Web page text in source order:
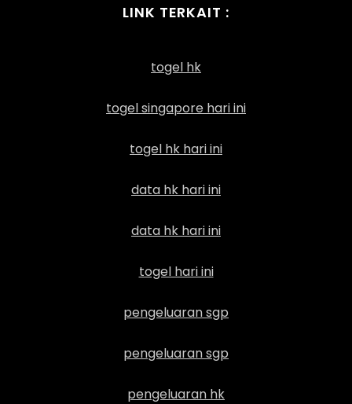
LINK TERKAIT :
togel hk
togel singapore hari ini
togel hk hari ini
data hk hari ini
data hk hari ini
togel hari ini
pengeluaran sgp
pengeluaran sgp
pengeluaran hk